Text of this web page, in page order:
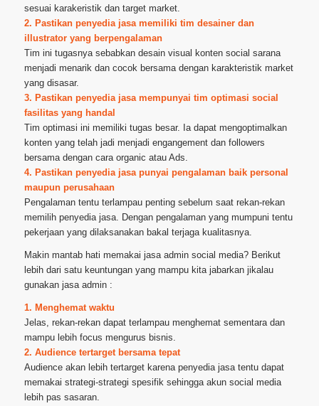
sesuai karakeristik dan target market.
2. Pastikan penyedia jasa memiliki tim desainer dan
illustrator yang berpengalaman
Tim ini tugasnya sebabkan desain visual konten social sarana
menjadi menarik dan cocok bersama dengan karakteristik market
yang disasar.
3. Pastikan penyedia jasa mempunyai tim optimasi social
fasilitas yang handal
Tim optimasi ini memiliki tugas besar. Ia dapat mengoptimalkan
konten yang telah jadi menjadi engangement dan followers
bersama dengan cara organic atau Ads.
4. Pastikan penyedia jasa punyai pengalaman baik personal
maupun perusahaan
Pengalaman tentu terlampau penting sebelum saat rekan-rekan
memilih penyedia jasa. Dengan pengalaman yang mumpuni tentu
pekerjaan yang dilaksanakan bakal terjaga kualitasnya.
Makin mantab hati memakai jasa admin social media? Berikut
lebih dari satu keuntungan yang mampu kita jabarkan jikalau
gunakan jasa admin :
1. Menghemat waktu
Jelas, rekan-rekan dapat terlampau menghemat sementara dan
mampu lebih focus mengurus bisnis.
2. Audience tertarget bersama tepat
Audience akan lebih tertarget karena penyedia jasa tentu dapat
memakai strategi-strategi spesifik sehingga akun social media
lebih pas sasaran.